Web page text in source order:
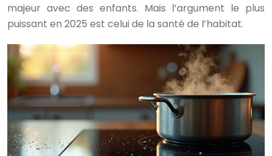
majeur avec des enfants. Mais l’argument le plus
puissant en 2025 est celui de la santé de l’habitat.